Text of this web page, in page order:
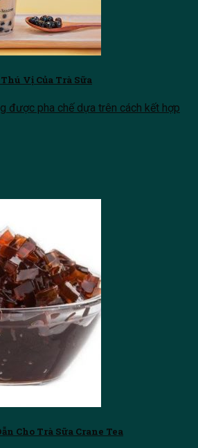
Vị Của Trà Sữa
được pha chế dựa trên cách kết hợp
Cho Trà Sữa Crane Tea